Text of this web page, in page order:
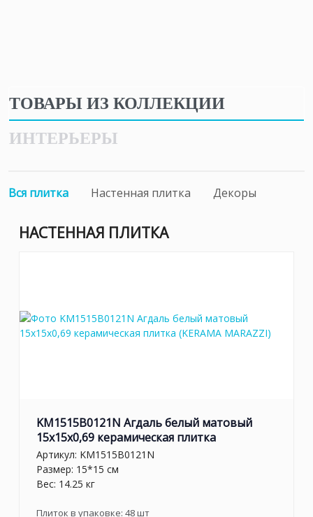
ТОВАРЫ ИЗ КОЛЛЕКЦИИ
ИНТЕРЬЕРЫ
Вся плитка Настенная плитка Декоры
НАСТЕННАЯ ПЛИТКА
KM1515B0121N Агдаль белый матовый
15x15x0,69 керамическая плитка
Артикул: KM1515B0121N
Размер: 15*15 см
Вес: 14.25 кг
Плиток в упаковке: 48шт